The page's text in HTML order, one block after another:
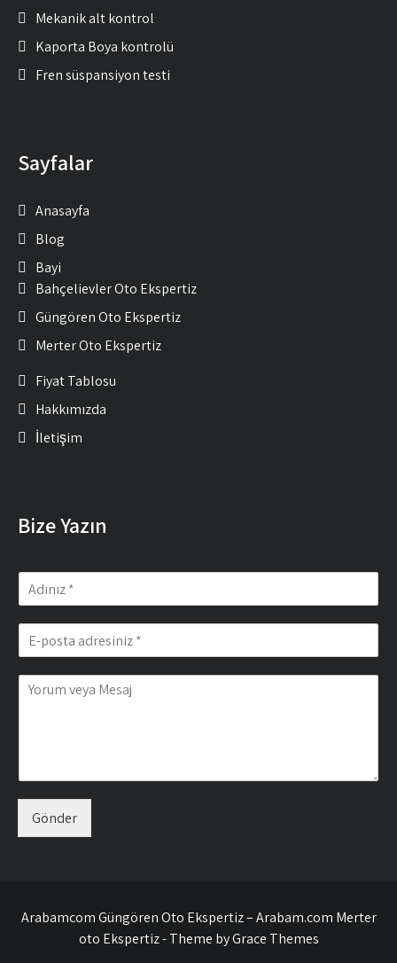
Mekanik alt kontrol
Kaporta Boya kontrolü
Fren süspansiyon testi
Sayfalar
Anasayfa
Blog
Bayi
Bahçelievler Oto Ekspertiz
Güngören Oto Ekspertiz
Merter Oto Ekspertiz
Fiyat Tablosu
Hakkımızda
İletişim
Bize Yazın
Gönder
Arabamcom Güngören Oto Ekspertiz – Arabam.com Merter
oto Ekspertiz - Theme by Grace Themes